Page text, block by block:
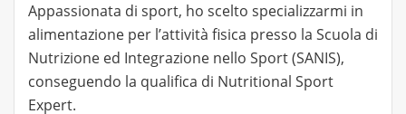
Appassionata di sport, ho scelto specializzarmi in
alimentazione per l’attività fisica presso la Scuola di
Nutrizione ed Integrazione nello Sport (SANIS),
conseguendo la qualifica di Nutritional Sport
Expert.